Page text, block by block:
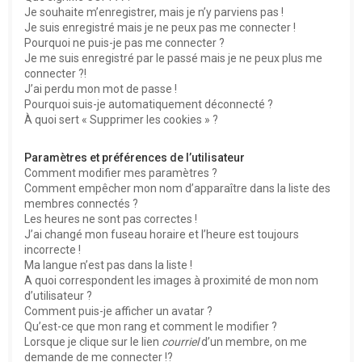
Je souhaite m’enregistrer, mais je n’y parviens pas !
Je suis enregistré mais je ne peux pas me connecter !
Pourquoi ne puis-je pas me connecter ?
Je me suis enregistré par le passé mais je ne peux plus me
connecter ?!
J’ai perdu mon mot de passe !
Pourquoi suis-je automatiquement déconnecté ?
À quoi sert « Supprimer les cookies » ?
Paramètres et préférences de l’utilisateur
Comment modifier mes paramètres ?
Comment empêcher mon nom d’apparaître dans la liste des
membres connectés ?
Les heures ne sont pas correctes !
J’ai changé mon fuseau horaire et l’heure est toujours
incorrecte !
Ma langue n’est pas dans la liste !
A quoi correspondent les images à proximité de mon nom
d’utilisateur ?
Comment puis-je afficher un avatar ?
Qu’est-ce que mon rang et comment le modifier ?
Lorsque je clique sur le lien courrield’un membre, on me
demande de me connecter !?